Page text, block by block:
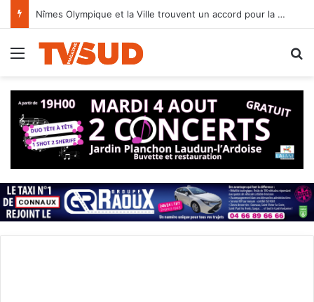
Nîmes Olympique et la Ville trouvent un accord pour la Bastide et les Antonins
Menu